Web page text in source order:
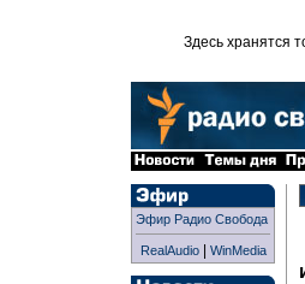
Здесь хранятся
Эфир Радио Свобода
RealAudio| WinMedia